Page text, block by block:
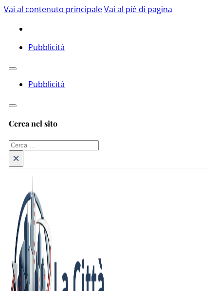
Vai al contenuto principaleVai al piè di pagina
Pubblicità
Pubblicità
Cerca nel sito
Cerca
×